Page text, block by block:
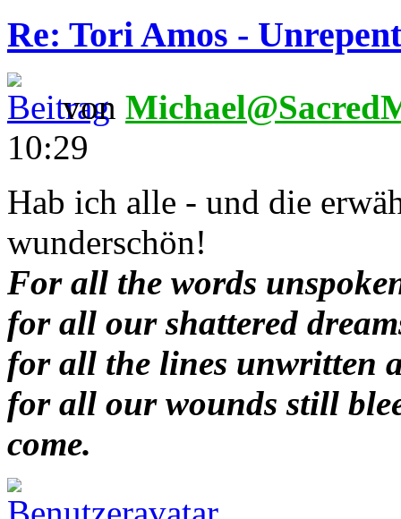
Re: Tori Amos -
von
10:29
Hab ich alle - und die
wunderschön!
For all the words
for all our shattered
for all the lines unwritten
for all our wounds still
come.